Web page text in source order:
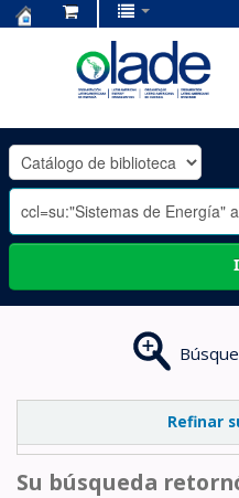
OLADE
-
Refinar
Su búsqueda